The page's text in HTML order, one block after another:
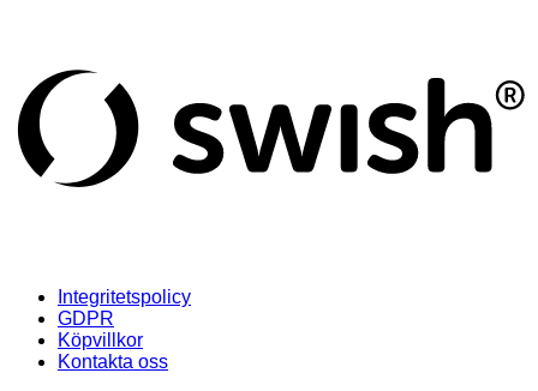
Integritetspolicy
GDPR
Köpvillkor
Kontakta oss